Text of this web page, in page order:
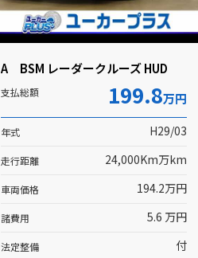
A BSM レーダークルーズ HUD
支払総額 199.8万円
年式 H29/03
走行距離 24,000Km万km
車両価格 194.2万円
諸費用 5.6 万円
法定整備 付